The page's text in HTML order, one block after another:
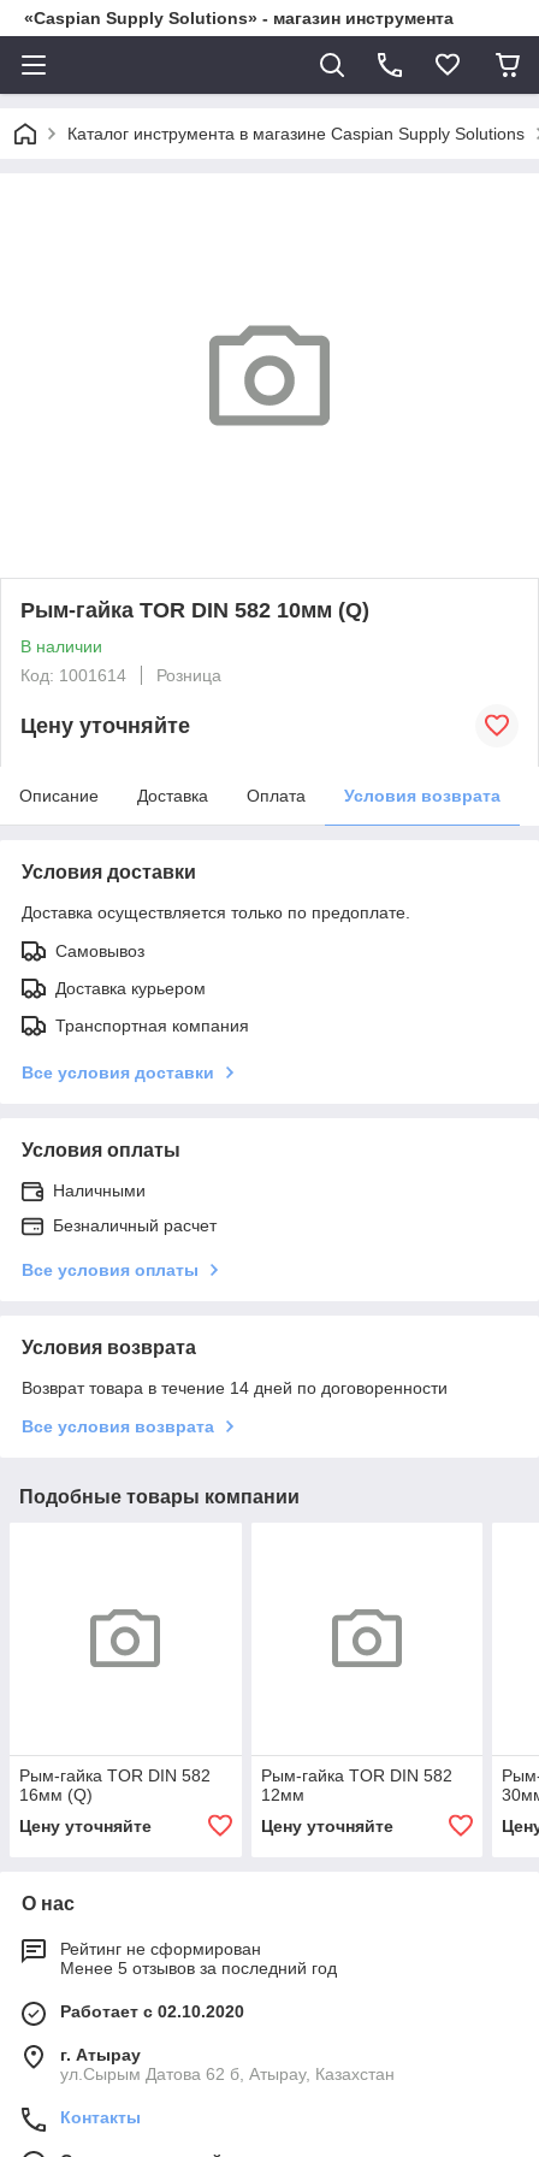
«Caspian Supply Solutions» - магазин инструмента
Каталог инструмента в магазине Caspian Supply Solutions
Рым-гайка TOR DIN 582 10мм (Q)
В наличии
Код: 1001614
Розница
Цену уточняйте
Описание Доставка Оплата Условия возврата
Условия доставки
Доставка осуществляется только по предоплате.
Самовывоз
Доставка курьером
Транспортная компания
Все условия доставки
Условия оплаты
Наличными
Безналичный расчет
Все условия оплаты
Условия возврата
Возврат товара в течение 14 дней по договоренности
Все условия возврата
Подобные товары компании
Рым-гайка TOR DIN 582
16мм (Q)
Цену уточняйте
Рым-гайка TOR DIN 582
12мм
Цену уточняйте
О нас
Рейтинг не сформирован
Менее 5 отзывов за последний год
Работает с 02.10.2020
г. Атырау
ул.Сырым Датова 62 б, Атырау, Казахстан
Контакты